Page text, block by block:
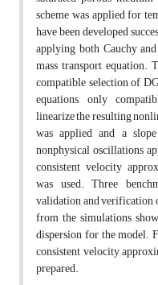
scheme was applied for
have been developed
applying both Cauchy
mass transport
compatible selection of
equations, only
linearize the resulting
was applied and a
nonphysical oscillations
consistent velocity
was used. Three
validation and verification
from the simulations
dispersion for the model.
consistent velocity
prepared.